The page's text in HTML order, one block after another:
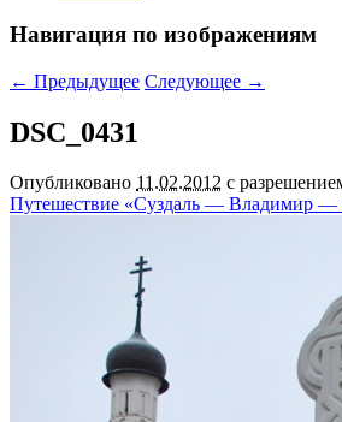
Навигация по изображениям
← Предыдущее Следующее →
DSC_0431
Опубликовано 11.02.2012 с
Путешествие «Суздаль — Владимир —